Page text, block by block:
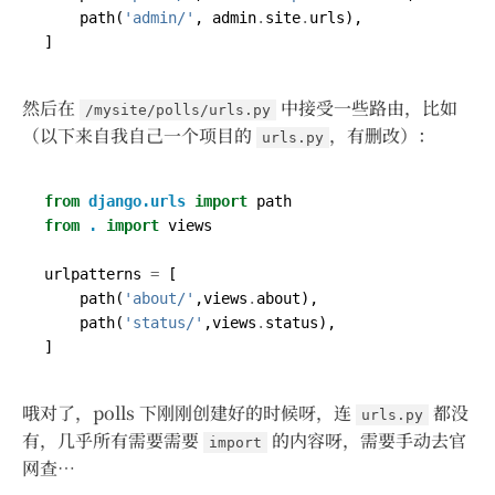
path( 'admin/' , admin. site. urls),
]
然后在 /mysite/polls/urls.py
中接受一些路由，比如
（以下来自我自己一个项目的
urls.py ，有删改）：
from django.urls import path
from
. import views
urlpatterns =
[
path( 'about/' ,views . about),
path( 'status/' ,views . status),
]
哦对了，polls 下刚刚创建好的时候呀，连 urls.py
都没
有，几乎所有需要需要
import
的内容呀，需要手动去官
网查…